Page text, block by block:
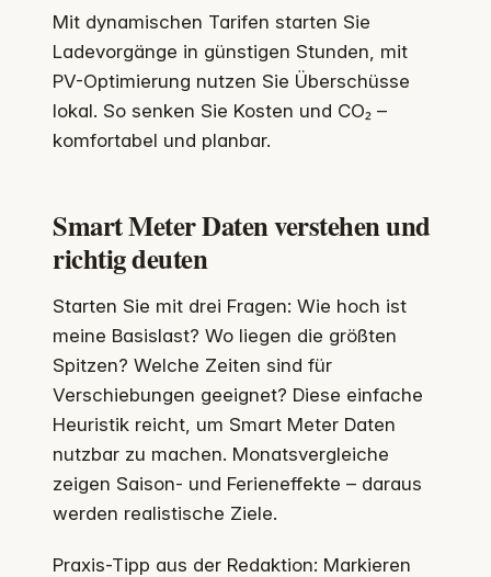
Mit dynamischen Tarifen starten Sie
Ladevorgänge in günstigen Stunden, mit
PV-Optimierung nutzen Sie Überschüsse
lokal. So senken Sie Kosten und CO₂ –
komfortabel und planbar.
Smart Meter Daten verstehen und
richtig deuten
Starten Sie mit drei Fragen: Wie hoch ist
meine Basislast? Wo liegen die größten
Spitzen? Welche Zeiten sind für
Verschiebungen geeignet? Diese einfache
Heuristik reicht, um Smart Meter Daten
nutzbar zu machen. Monatsvergleiche
zeigen Saison- und Ferien­effekte – daraus
werden realistische Ziele.
Praxis-Tipp aus der Redaktion: Markieren